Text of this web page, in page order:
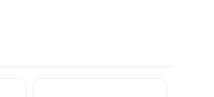
Hilton Munich Airport